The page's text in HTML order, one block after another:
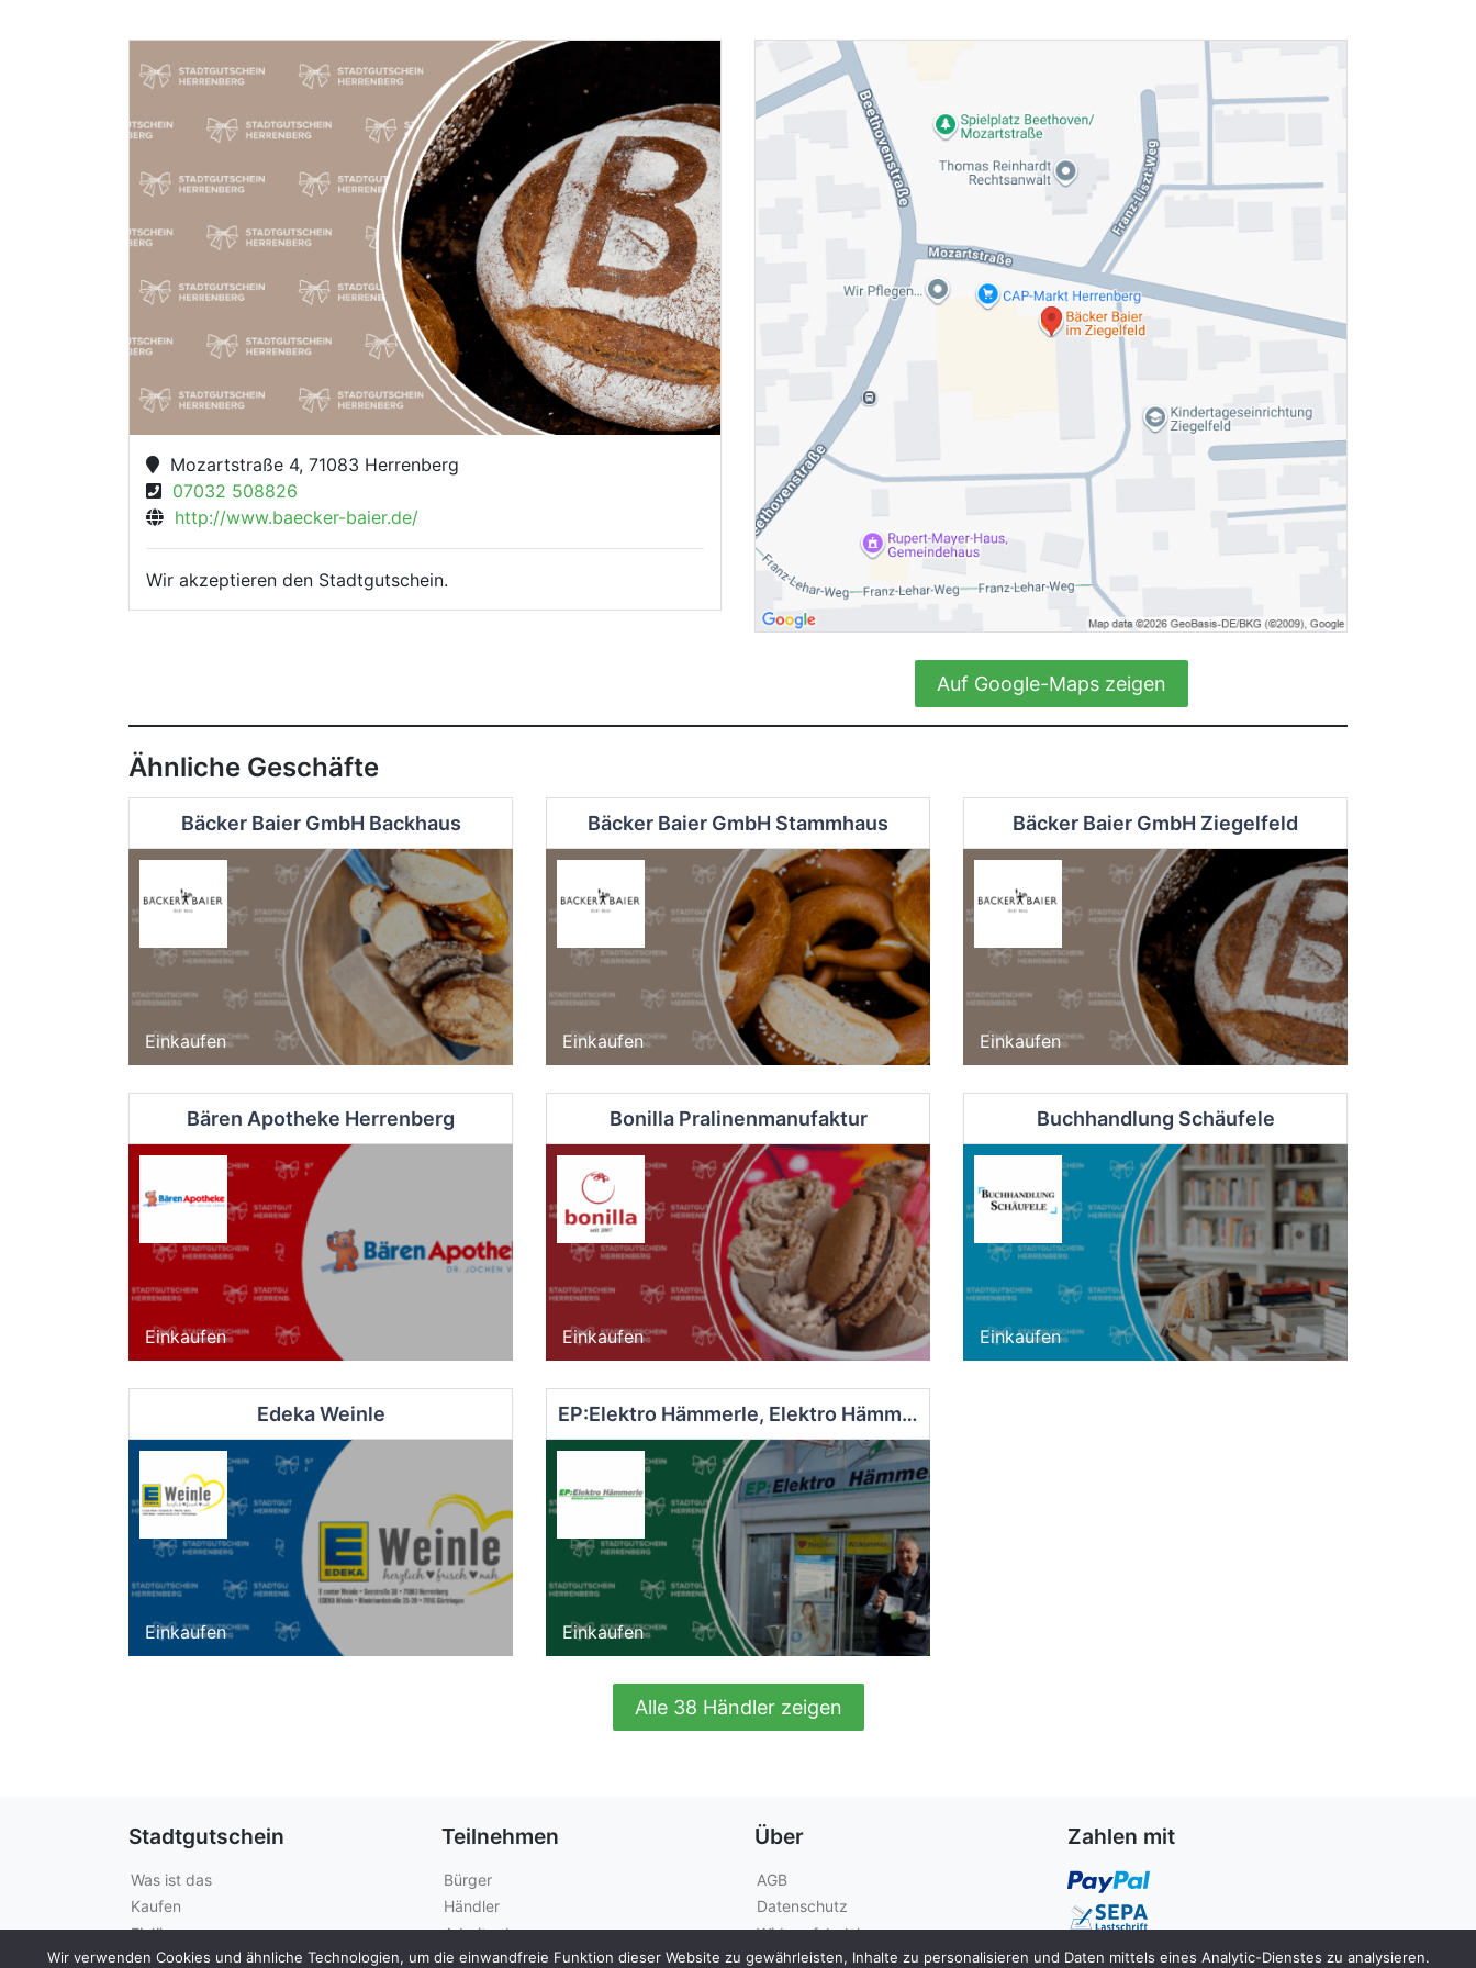
Mozartstraße 4, 71083 Herrenberg
07032 508826
http://www.baecker-baier.de/
Wir akzeptieren den Stadtgutschein.
Auf Google-Maps zeigen
Ähnliche Geschäfte
Bäcker Baier GmbH Backhaus
Einkaufen
Bäcker Baier GmbH Stammhaus
Einkaufen
Bäcker Baier GmbH Ziegelfeld
Einkaufen
Bären Apotheke Herrenberg
Einkaufen
Bonilla Pralinenmanufaktur
Einkaufen
Buchhandlung Schäufele
Einkaufen
Edeka Weinle
Einkaufen
EP:Elektro Hämmerle, Elektro Hämmerle GmbH & Co. KG
Einkaufen
Alle 38 Händler zeigen
Stadtgutschein
Was ist das
Kaufen
Einlösen
Guthabenabfrage
Teilnehmen
Bürger
Händler
Arbeitgeber
Städte
Über
AGB
Datenschutz
Widerrufsbelehrung
Kontakt
Zahlen mit
Wir verwenden Cookies und ähnliche Technologien, um die einwandfreie Funktion dieser Website zu gewährleisten, Inhalte zu personalisieren und Daten mittels eines Analytic-Dienstes zu analysieren.